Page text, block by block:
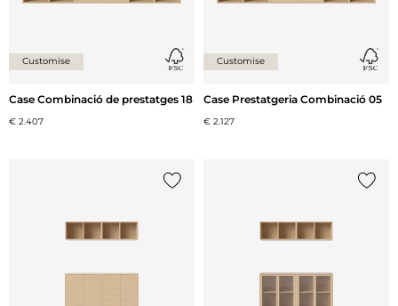
Customise
Case Combinació de prestatges 18
€ 2.407
Customise
Case Prestatgeria Combinació 05
€ 2.127